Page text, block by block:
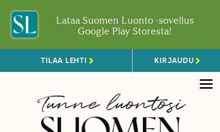
Lataa Suomen Luonto -sovellus
Google Play Storesta!
TILAA LEHTI KIRJAUDU